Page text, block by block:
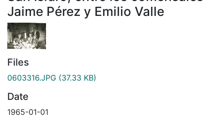
Jaime Pérez y Emilio Valle
Files
0603316.JPG (37.33 KB)
Date
1965-01-01